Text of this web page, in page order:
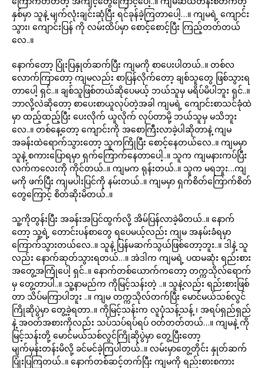
နှစ်မှာ သူနဲ့ မျက်လုံးချင်းဆုံပြီး ရင်ခုန်ခဲ့ကြတာပေါ့…။ ကျမရဲ့ ကျောင်း
သွား၊ ကျောင်းပြန် ကို လမ်းထိပ်မှာ စောင့်စောင့်ပြီး ကြည့်တတ်တယ်
လေ..။
နောက်တော့ ပြုံးပြနှုတ်ဆက်ပြီး ကျမကို စာပေးပါတယ်..။ တစ်လ
လောက်ကြာတော့ ကျမလည်း စာပြန်လိုက်တော့ ချစ်သူတွေ ဖြစ်သွားရ
တာပေါ့ ရှင်..။ ချစ်သူဖြစ်တယ်ဆိုပေမယ့် ဘယ်သူမှ မရိပ်မိပါဘူး ရှင်..။
ဘာလို့လဲဆိုတော့ စာပေးစာယူလုပ်တဲ့အခါ ကျမရဲ့ ကျောင်းစာသင်ခုံထဲ
မှာ ထည့်ထည့်ပြီး ပေးလိုက် ယူလိုက် လုပ်တာမို့ ဘယ်သူမှ မသိဘူး
လေ..။ တစ်နေ့တော့ ကျောင်းကို အစောကြီးလာခဲ့ပါဆိုတာနဲ့ ကျမ
အခန်းထဲရောက်သွားတော့ သူကကြိုပြီး စောင့်နေတယ်လေ..။ ကျမမှာ
သူနဲ့ စကားပြောရမှာ ရှက်ကြောက်နေတာပေါ့..။ သူက ကျမနားကပ်ပြီး
လက်ကလေးကို ကိုင်တယ်..။ ကျမက ရုန်းတယ်..။ သူက မရဘူး…ကျ
မကို ဖက်ပြီး ကျမပါးပြင်ကို နမ်းတယ်..။ ကျမမှာ ရှက်စိတ်ကြောက်စိတ်
တွေကြောင့် စိတ်ဆိုးမိတယ်..။
သူ့ကိုတွန်းပြီး အခန်းအပြင်ထွက်လို့ အိမ်ပြန်လာခဲ့မိတယ်..။ နောက်
တော့ သူ့ရဲ့ တောင်းပန်စာတွေ ရပေမယ့်လည်း ကျမ အနမ်းခံရမှာ
ကြောက်သွားတယ်လေ..။ သူနဲ့ ပြန်မဆက်သွယ်ဖြစ်တော့ဘူး..။ ဒါနဲ့ သူ
လည်း နောက်ဆုတ်သွားရတယ်…။ အဲဒါက ကျမရဲ့ ပထမဆုံး ရည်းစား
အတွေ့အကြုံပေါ့ ရှင်..။ နောက်တစ်ယောက်ကတော့ တက္ကသိုလ်ရောက်
မှ တွေ့တာပါ..။ သူ့နာမည်က ကိုမြင့်သန်းတဲ့ ..။ သူနဲ့လည်း ရည်းစားဖြစ်
တာ သိပ်မကြာပါဘူး ..။ ကျမ တက္ကသိုလ်တက်ပြီး မောင်မယ်သစ်လွင်
ကြိုဆိုပွဲမှာ တွေ့ခဲ့ရတာ..။ ကိုမြင့်သန်းက လူပုံသန့်သန့် ၊ အရပ်ရှည်ရှည်
နဲ့ အဝတ်အစားကိုလည်း သပ်သပ်ရပ်ရပ် ဝတ်တတ်တယ်…။ ကျမနဲ့ ကို
မြင့်သန်းတို့ မောင်မယ်သစ်လွင်ကြိုဆိုပွဲမှာ တွေ့ပြီးတော့
မျက်မှန်းတန်းမိလို့ ခင်မင်ခဲ့ကြပါတယ်..။ လမ်းမှာတွေ့တိုင်း နှုတ်ဆက်
ပြုံးပြကြတယ်..။ နောက်တစ်ဆင့်တက်ပြီး ကျမကို ရည်းစားစကား